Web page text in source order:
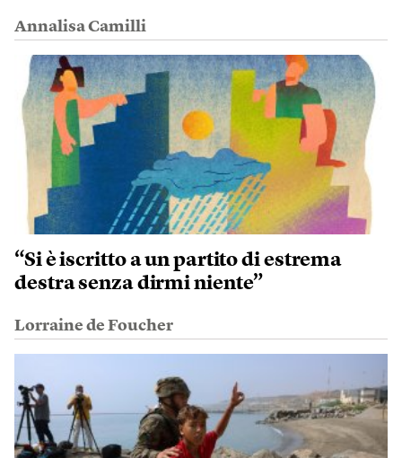
Annalisa Camilli
“Si è iscritto a un partito di estrema
destra senza dirmi niente”
Lorraine de Foucher